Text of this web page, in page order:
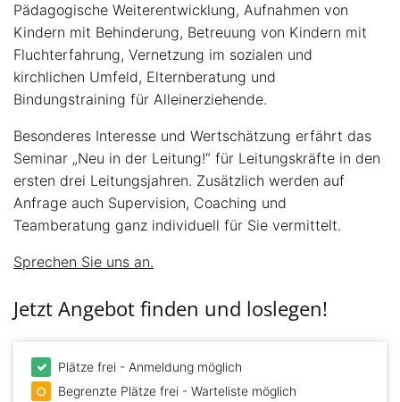
Pädagogische Weiterentwicklung, Aufnahmen von
Kindern mit Behinderung, Betreuung von Kindern mit
Fluchterfahrung, Vernetzung im sozialen und
kirchlichen Umfeld, Elternberatung und
Bindungstraining für Alleinerziehende.
Besonderes Interesse und Wertschätzung erfährt das
Seminar „Neu in der Leitung!“ für Leitungskräfte in den
ersten drei Leitungsjahren. Zusätzlich werden auf
Anfrage auch Supervision, Coaching und
Teamberatung ganz individuell für Sie vermittelt.
Sprechen Sie uns an.
Jetzt Angebot finden und loslegen!
Plätze frei - Anmeldung möglich
Begrenzte Plätze frei - Warteliste möglich